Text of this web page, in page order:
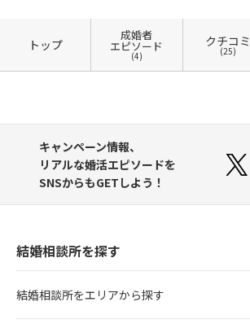
トップ
成婚者
エピソード
(4)
クチコミ
(25)
キャンペーン情報、
リアルな婚活エピソードを
SNSからもGETしよう！
結婚相談所を探す
結婚相談所をエリアから探す